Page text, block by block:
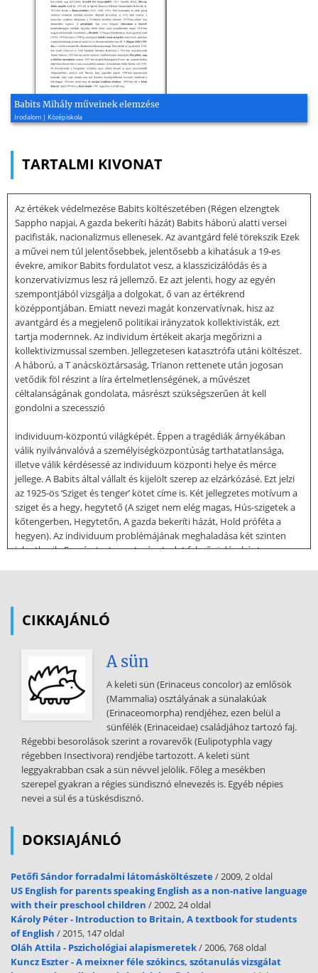
Babits Mihály műveinek elemzése
Irodalom | Középiskola
TARTALMI KIVONAT
Az értékek védelmezése Babits költészetében (Régen elzengtek
Sappho napjai, A gazda bekeríti házát) Babits háború alatti versei
pacifisták, nacionalizmus ellenesek. Az avantgárd felé törekszik Ezek
a művei nem túl jelentősebbek, jelentősebb a kihatásuk a 19-es
évekre, amikor Babits fordulatot vesz, a klasszicizálódás és a
konzervativizmus lesz rá jellemző. Ez azt jelenti, hogy az egyén
szempontjából vizsgálja a dolgokat, ő van az értékrend
középpontjában. Emiatt nevezi magát konzervatívnak, hisz az
avantgárd és a megjelenő politikai irányzatok kollektivisták, ezt
tartja modernnek. Az individum értékeit akarja megőrizni a
kollektivizmussal szemben. Jellegzetesen katasztrófa utáni költészet.
A háború, a T anácsköztársaság, Trianon rettenete után jogosan
vetődik föl részint a líra értelmetlenségének, a művészet
céltalanságának gondolata, másrészt szükségszerűen át kell
gondolni a szecesszió
individuum-központú világképét. Éppen a tragédiák árnyékában
válik nyilvánvalóvá a személyiségközpontúság tarthatatlansága,
illetve válik kérdésessé az individuum központi helye és mérce
jellege. A Babits által vállalt és kijelölt szerep az elzárkózásé. Ezt jelzi
az 1925-ös ‘Sziget és tenger’ kötet címe is. Két jellegzetes motívum a
sziget és a hegy, hegytető (A sziget nem elég magas, Hús-szigetek a
kőtengerben, Hegytetőn, A gazda bekeríti házát, Hold próféta a
hegyen). Az individuum problémájának meghaladása két szinten
jelentkezik. Egyrészt a teremtménytudat felerősödéseként
Sappho napjai is az individumot tartja értéknek. A kortársakról azt
a lírát, nincs ütem, se szó, se tag. Ez a szabadversre utal Úgy jelenik
meg mint a durvaság megtestesítője, a modern költészet állatias,
hajszolt: tüdő liheg. A torok kiált: független az érzelmektől,
tömegesedés. Felmerül egy vád az individualizmus ellen: "mit ér a
szó, amely csupán tiéd?", de rögtön meg is adja rá a v álaszt: "testvér
az, aki nem hallja meg testvére panaszát?". Tehát a kollektivizmus:
milliók nyögése; testvérek vagyunk: negatívumként jelenik meg,
mint ösztönvilág, mocsár, ezzel szemben áll az élet kettes csöndje,
ami individum, de nem magány, nem számkivetettség, hanem a
boldogság szigete. Az utolsó sor: "Az istenek halnak, az ember él"
ambivalens kijelentés, pozitív, hogy az ember él, de negatív, hogy az
néma ez a
Mondják, milliók / nyögését nyögd ma, testvérek vagyunk / s mit ér
a szó, amely csupán tiéd [. ] önzõ a világ: / csak közös inség, közös
láz, közös / zavar dadog, – a többi csönd s magány.” (Régen
elzengtek Sappho napjai) Babits Mihály, akit a l’art pour l’art
költõjének tartanak, felpanaszolja, hogy a költõk önzõn magukba
csukódnak, nem törõdve a világ gondjával-bajával. Kétségtelen,
hogy a vers lehet „osztályharcos”, lehet társadalmi kritika, politikai
CIKKAJÁNLÓ
A sün
A keleti sün (Erinaceus concolor) az emlősök
(Mammalia) osztályának a sünalakúak
(Erinaceomorpha) rendjéhez, ezen belül a
sünfélék (Erinaceidae) családjához tartozó faj.
Régebbi besorolások szerint a rovarevők (Eulipotyphla vagy
régebben Insectivora) rendjébe tartozott. A keleti sünt
leggyakrabban csak a sün névvel jelölik. Főleg a mesékben
szerepel gyakran a régies sündisznó elnevezés is. Egyéb népies
nevei a sül és a tüskésdisznó.
DOKSIAJÁNLÓ
Petőfi Sándor forradalmi látomásköltészete/ 2009, 2 oldal
US English for parents speaking English as a non-native language
with their preschool children / 2002, 24 oldal
Károly Péter - Introduction to Britain, A textbook for students
of English / 2015, 147 oldal
Oláh Attila - Pszichológiai alapismeretek/ 2006, 768 oldal
Kuncz Eszter - A meixner féle szókincs, szótanulás vizsgálat